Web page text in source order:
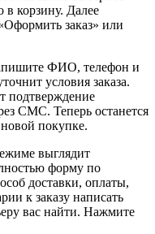
в корзину. Далее
заказ» или
ФИО, телефон и
условия заказа.
подтверждение
СМС. Теперь останется
новой покупке.
выглядит
форму по
доставки, оплаты,
к заказу написать
вас найти. Нажмите